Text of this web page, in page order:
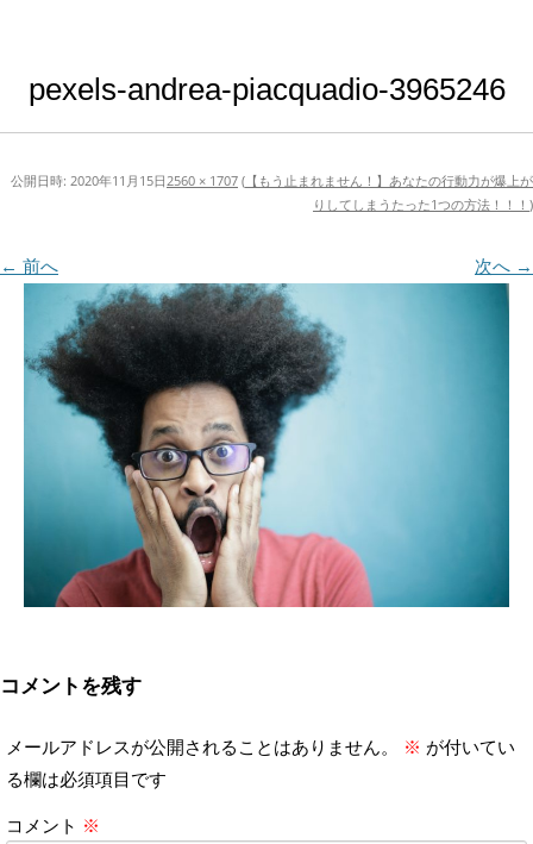
pexels-andrea-piacquadio-3965246
公開日時: 2020年11月15日2560 × 1707 ( 【もう止まれません！】あなたの行動力が爆上が
りしてしまうたった1つの方法！！！ )
← 前へ 次へ →
コメントを残す
メールアドレスが公開されることはありません。 ※ が付いてい
る欄は必須項目です
コメント ※